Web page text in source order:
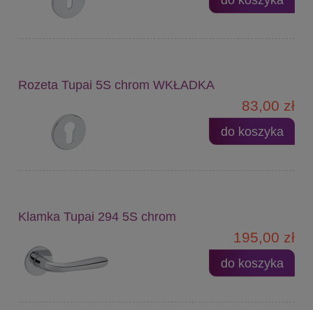
Rozeta Tupai 5S chrom WKŁADKA
83,00 zł
do koszyka
Klamka Tupai 294 5S chrom
195,00 zł
do koszyka